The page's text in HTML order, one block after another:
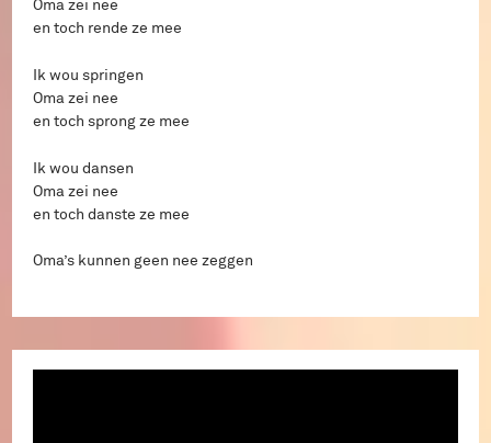
Oma zei nee
en toch rende ze mee
Ik wou springen
Oma zei nee
en toch sprong ze mee
Ik wou dansen
Oma zei nee
en toch danste ze mee
Oma’s kunnen geen nee zeggen